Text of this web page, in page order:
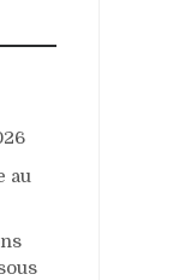
au